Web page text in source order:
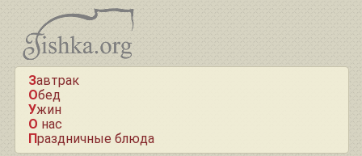
Завтрак
Обед
Ужин
О нас
Праздничные блюда